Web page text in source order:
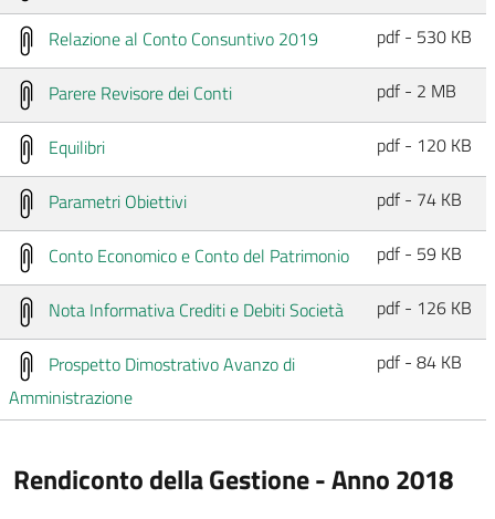
Relazione al Conto Consuntivo 2019 pdf - 530 KB
Parere Revisore dei Conti pdf - 2 MB
Equilibri pdf - 120 KB
Parametri Obiettivi pdf - 74 KB
Conto Economico e Conto del Patrimonio pdf - 59 KB
Nota Informativa Crediti e Debiti Società pdf - 126 KB
Prospetto Dimostrativo Avanzo di
Amministrazione
pdf - 84 KB
Rendiconto della Gestione - Anno 2018